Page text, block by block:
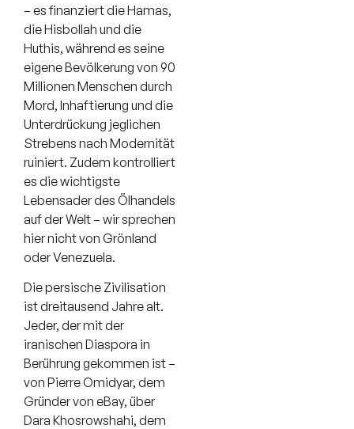
– es finanziert die Hamas,
die Hisbollah und die
Huthis, während es seine
eigene Bevölkerung von 90
Millionen Menschen durch
Mord, Inhaftierung und die
Unterdrückung jeglichen
Strebens nach Modernität
ruiniert. Zudem kontrolliert
es die wichtigste
Lebensader des Ölhandels
auf der Welt – wir sprechen
hier nicht von Grönland
oder Venezuela.
Die persische Zivilisation
ist dreitausend Jahre alt.
Jeder, der mit der
iranischen Diaspora in
Berührung gekommen ist –
von Pierre Omidyar, dem
Gründer von eBay, über
Dara Khosrowshahi, dem